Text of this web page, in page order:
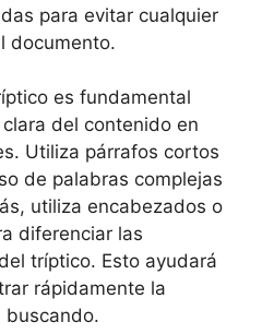
para evitar cualquier
documento.
es fundamental
del contenido en
Utiliza párrafos cortos
de palabras complejas
utiliza encabezados o
diferenciar las
tríptico. Esto ayudará
rápidamente la
buscando.